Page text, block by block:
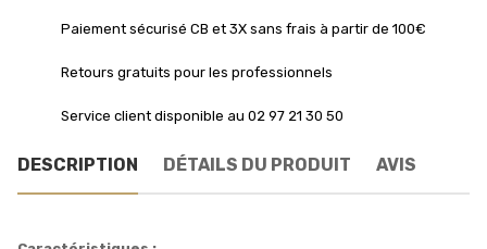
Paiement sécurisé CB et 3X sans frais à partir de 100€
Retours gratuits pour les professionnels
Service client disponible au 02 97 21 30 50
DESCRIPTION DÉTAILS DU PRODUIT AVIS